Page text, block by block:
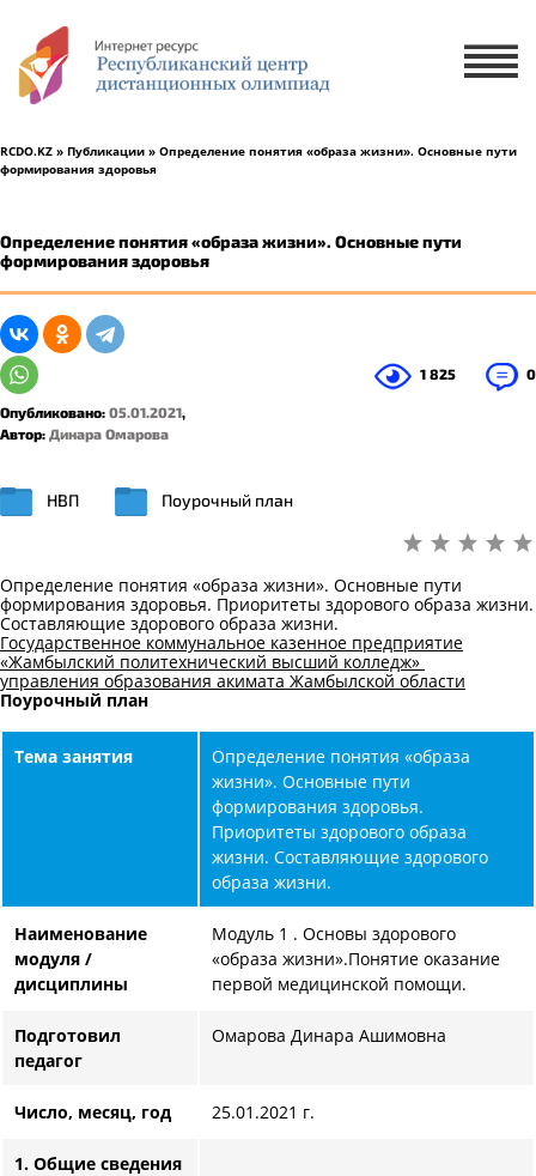
RCDO.KZ » Публикации » Определение понятия «образа жизни». Основные пути
формирования здоровья
Определение понятия «образа жизни». Основные пути
формирования здоровья
Опубликовано: 05.01.2021,
Автор: Динара Омарова
0
1 825
НВП Поурочный план
Определение понятия «образа жизни». Основные пути
формирования здоровья. Приоритеты здорового образа жизни.
Составляющие здорового образа жизни.
Государственное коммунальное казенное предприятие
«Жамбылский политехнический высший колледж»
управления образования акимата Жамбылской области
Поурочный план
Тема занятия
Определение понятия «образа
жизни». Основные пути
формирования здоровья.
Приоритеты здорового образа
жизни. Составляющие здорового
образа жизни.
Наименование
модуля /
дисциплины
Модуль 1 . Основы здорового
«образа жизни».Понятие оказание
первой медицинской помощи.
Подготовил
педагог
Омарова Динара Ашимовна
Число, месяц, год 25.01.2021 г.
1. Общие сведения
1 ученик 2-5 учеников